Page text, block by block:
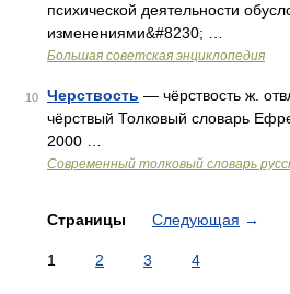
психической деятельности
изменениями&#8230; …
Большая советская энциклопедия
10 Черствость — чёрствость ж.
чёрствый Толковый словарь
2000 …
Современный толковый словарь
Страницы Следующая →
1 2 3 4